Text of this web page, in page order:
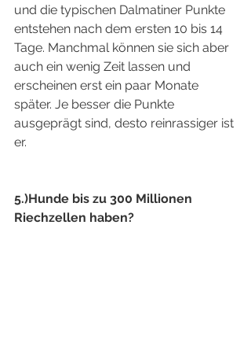
und die typischen Dalmatiner Punkte
entstehen nach dem ersten 10 bis 14
Tage. Manchmal können sie sich aber
auch ein wenig Zeit lassen und
erscheinen erst ein paar Monate
später. Je besser die Punkte
ausgeprägt sind, desto reinrassiger ist
er.
5.)Hunde bis zu 300 Millionen
Riechzellen haben?